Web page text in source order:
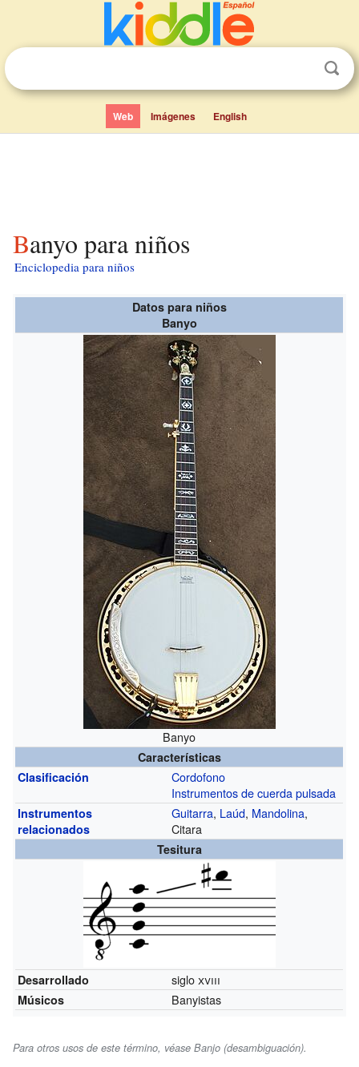
Web Imágenes English
Banyo para niños
Enciclopedia para niños
Datos para niños
Banyo
Banyo
Características
Clasificación
Cordofono
Instrumentos de cuerda pulsada
Instrumentos
relacionados
Guitarra, Laúd, Mandolina,
Citara
Tesitura
Desarrollado sigloxviii
Músicos Banyistas
Para otros usos de este término, véase Banjo (desambiguación).